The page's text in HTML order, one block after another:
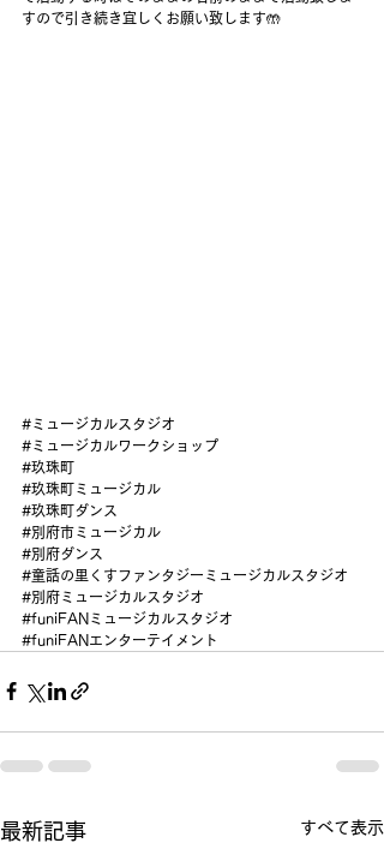
すので引き続き宜しくお願い致します🤲
#ミュージカルスタジオ
#ミュージカルワークショップ
#玖珠町
#玖珠町ミュージカル
#玖珠町ダンス
#別府市ミュージカル
#別府ダンス
#童話の里くすファンタジーミュージカルスタジオ
#別府ミュージカルスタジオ
#funiFANミュージカルスタジオ
#funiFANエンターテイメント
最新記事 すべて表示